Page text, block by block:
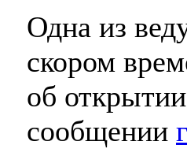
Одна из
скором
об
сообщении